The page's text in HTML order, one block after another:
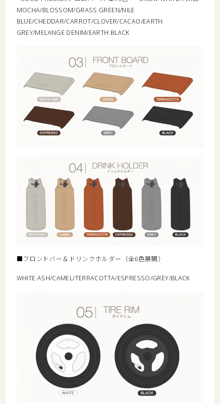
MOCHA/BLOSSOM/GRASS GREEN/NILE
BLUE/CHEDDAR/CARROT/CLOVER/CACAO/EARTH
GREY/MELANGE DENIM/EARTH BLACK
■フロントバー＆ドリンクホルダー（全6色展開）
WHITE ASH/CAMEL/TERRACOTTA/ESPRESSO/GREY/BLACK